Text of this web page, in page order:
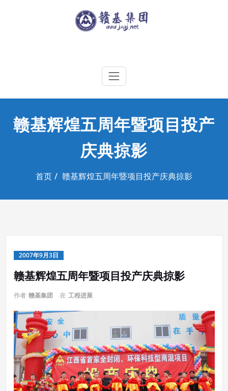
江西赣基集团工程有限公司
赣基辉煌五周年暨项目投产
庆典掠影
首页 赣基辉煌五周年暨项目投产庆典掠影
2007年9月3日
赣基辉煌五周年暨项目投产庆典掠影
作者 赣基集团 在 工程进展